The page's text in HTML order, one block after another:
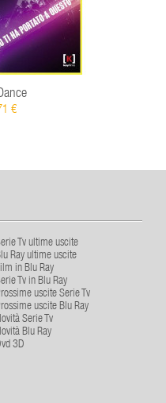
€
Tv ultime uscite
Ray ultime uscite
in Blu Ray
Tv in Blu Ray
uscite Serie Tv
uscite Blu Ray
Serie Tv
Blu Ray
3D